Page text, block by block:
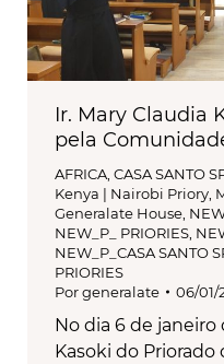
Ir. Mary Claudia
pela
AFRICA CASA SANTO
Kenya | Nairobi Priory
Generalate House
NEW_P_ PRIORIES
NEW_P_CASA SANTO
PRIORIES
Porgeneralate 06/01/
No dia 6 de janeiro
Kasoki do Priorado